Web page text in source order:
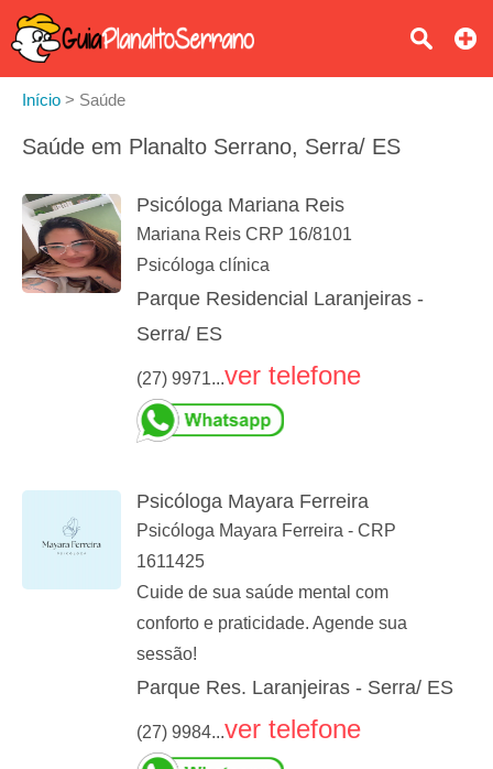
Início > Saúde
Saúde em Planalto Serrano, Serra/ ES
Psicóloga Mariana Reis
Mariana Reis CRP 16/8101
Psicóloga clínica
Parque Residencial Laranjeiras -
Serra/ ES
(27) 9971...ver telefone
Psicóloga Mayara Ferreira
Psicóloga Mayara Ferreira - CRP
1611425
Cuide de sua saúde mental com
conforto e praticidade. Agende sua
sessão!
Parque Res. Laranjeiras - Serra/ ES
(27) 9984...ver telefone